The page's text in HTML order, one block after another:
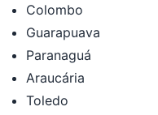
Colombo
Guarapuava
Paranaguá
Araucária
Toledo